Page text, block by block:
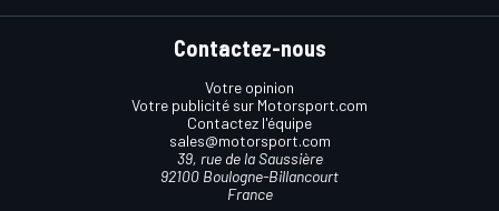
Contactez-nous
Votre opinion
Votre publicité sur Motorsport.com
Contactez l'équipe
sales@motorsport.com
39, rue de la Saussière
92100 Boulogne-Billancourt
France